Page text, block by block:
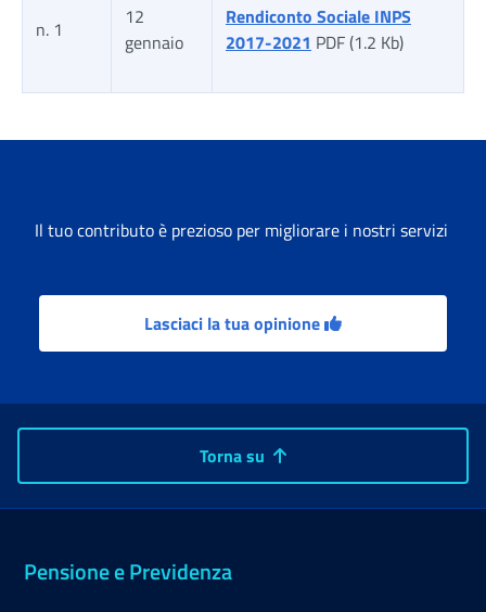
n. 1
12
gennaio
Rendiconto Sociale INPS
2017-2021 PDF (1.2 Kb)
Il tuo contributo è prezioso per migliorare i nostri servizi
Lasciaci la tua opinione
Torna su
Pensione e Previdenza